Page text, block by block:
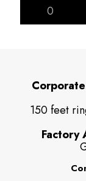
0
150 feet
Factory